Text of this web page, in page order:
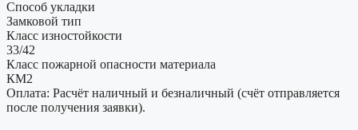
Способ укладки
Замковой тип
Класс изностойкости
33/42
Класс пожарной опасности материала
КМ2
Оплата: Расчёт наличный и безналичный (счёт отправляется
после получения заявки).